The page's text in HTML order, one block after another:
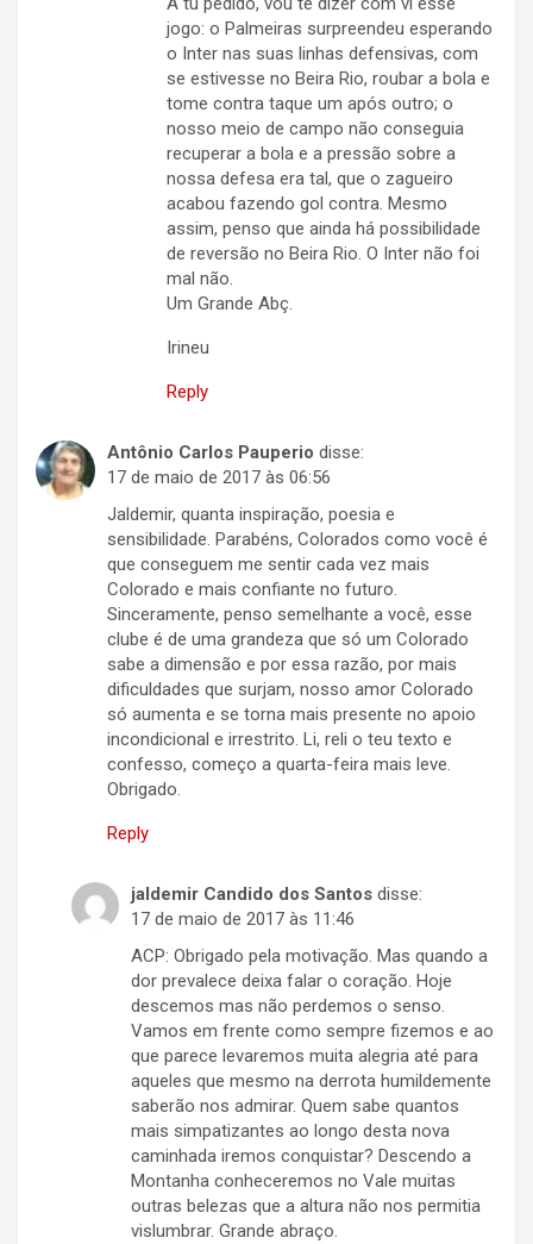
jogo: o Palmeiras surpreendeu esperando
o Inter nas suas linhas defensivas, com
se estivesse no Beira Rio, roubar a bola e
tome contra taque um após outro; o
nosso meio de campo não conseguia
recuperar a bola e a pressão sobre a
nossa defesa era tal, que o zagueiro
acabou fazendo gol contra. Mesmo
assim, penso que ainda há possibilidade
de reversão no Beira Rio. O Inter não foi
mal não.
Um Grande Abç.
Irineu
Reply
Antônio Carlos Pauperio disse:
17 de maio de 2017 às 06:56
Jaldemir, quanta inspiração, poesia e
sensibilidade. Parabéns, Colorados como você é
que conseguem me sentir cada vez mais
Colorado e mais confiante no futuro.
Sinceramente, penso semelhante a você, esse
clube é de uma grandeza que só um Colorado
sabe a dimensão e por essa razão, por mais
dificuldades que surjam, nosso amor Colorado
só aumenta e se torna mais presente no apoio
incondicional e irrestrito. Li, reli o teu texto e
confesso, começo a quarta-feira mais leve.
Obrigado.
Reply
jaldemir Candido dos Santos disse:
17 de maio de 2017 às 11:46
ACP: Obrigado pela motivação. Mas quando a
dor prevalece deixa falar o coração. Hoje
descemos mas não perdemos o senso.
Vamos em frente como sempre fizemos e ao
que parece levaremos muita alegria até para
aqueles que mesmo na derrota humildemente
saberão nos admirar. Quem sabe quantos
mais simpatizantes ao longo desta nova
caminhada iremos conquistar? Descendo a
Montanha conheceremos no Vale muitas
outras belezas que a altura não nos permitia
vislumbrar. Grande abraço.